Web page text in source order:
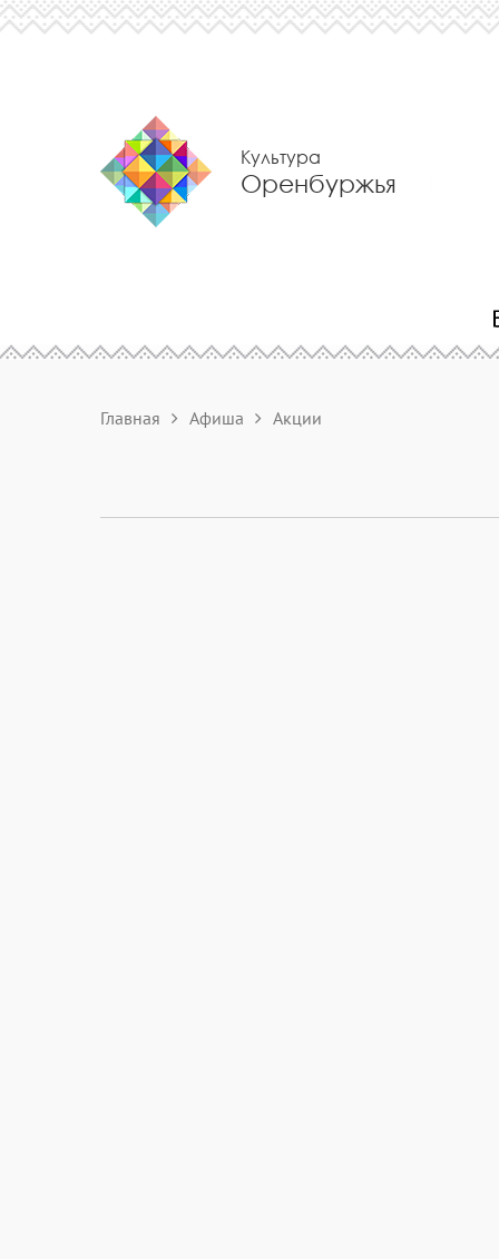
Культура
Оренбуржья
Главная Афиша Акции